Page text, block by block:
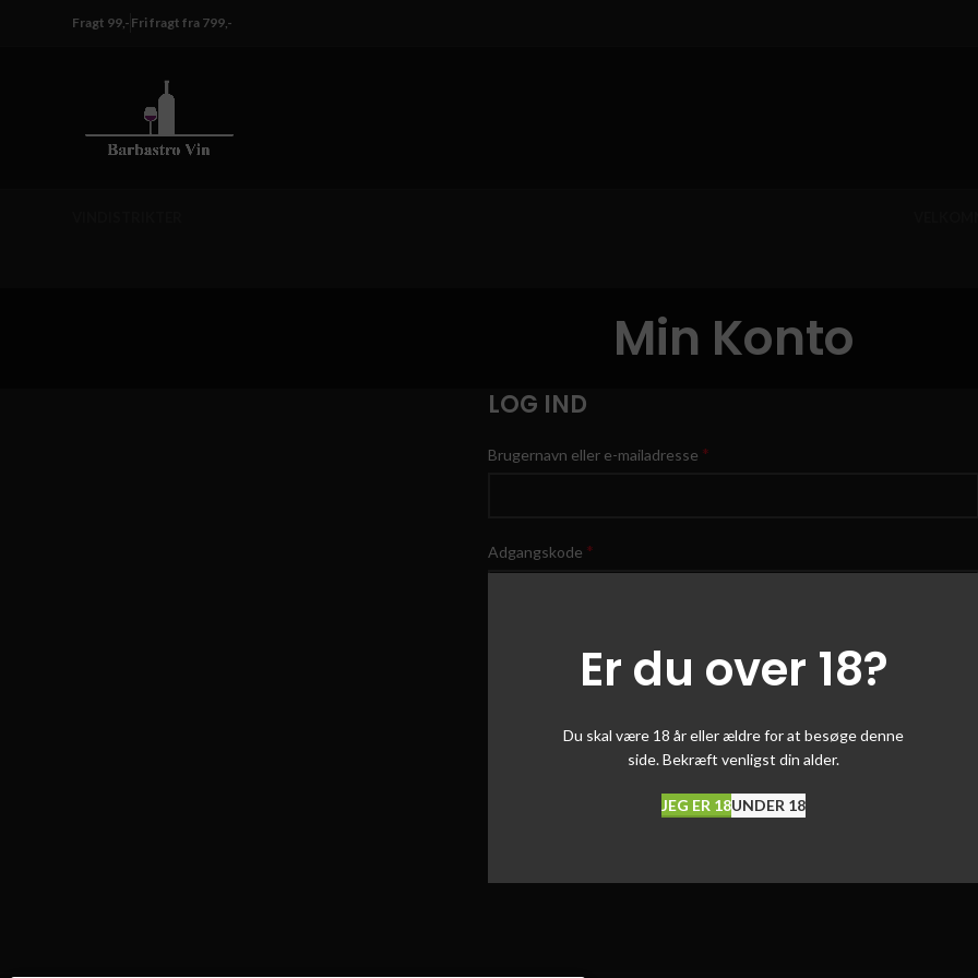
Er du over 18?
Du skal være 18 år eller ældre for at besøge denne
side. Bekræft venligst din alder.
JEG ER 18UNDER 18
Fragt 99,- Fri fragt fra 799,-
Min Konto
LOG IND
Brugernavn eller e-mailadresse *
Adgangskode *